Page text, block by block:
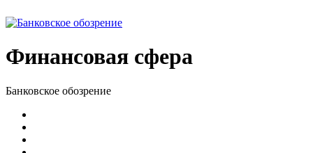
Финансовая сфера
Банковское обозрение